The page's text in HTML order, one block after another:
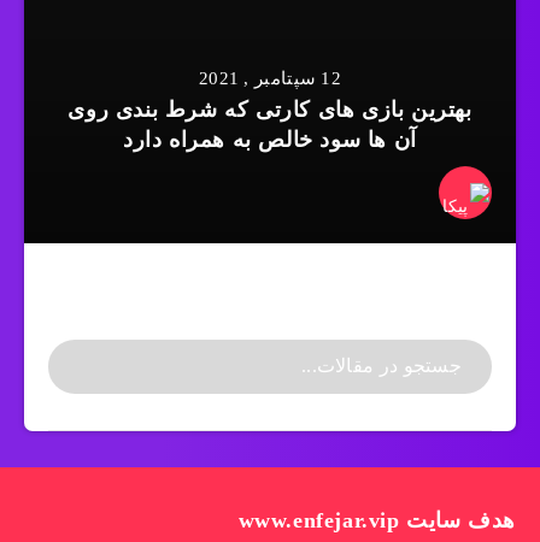
12 سپتامبر , 2021
بهترین بازی های کارتی که شرط بندی روی
آن ها سود خالص به همراه دارد
هدف سایت www.enfejar.vip